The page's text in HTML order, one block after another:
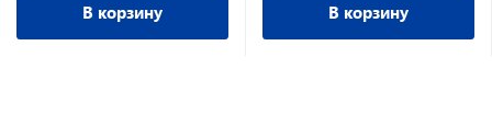
В корзину В корзину